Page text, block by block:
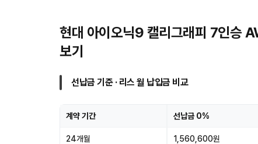
현대 아이오닉9 캘리그래피 7인승
보기
선납금 기준 · 리스 월 납입금 비교
계약 기간 선납금 0%
24개월 1,560,600원